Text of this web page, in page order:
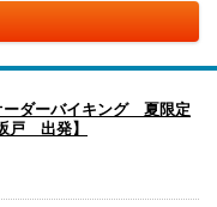
ーダーバイキング 夏限定
戸 出発】